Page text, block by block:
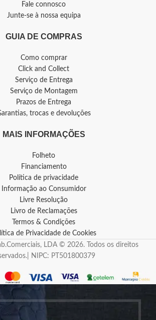
Fale connosco
Junte-se à nossa equipa
GUIA DE COMPRAS
Como comprar
Click and Collect
Serviço de Entrega
Serviço de Montagem
Prazos de Entrega
trocas e devoluções
MAIS INFORMAÇÕES
Folheto
Financiamento
Política de privacidade
Informação ao Consumidor
Livre Resolução
Livro de Reclamações
Termos & Condições
de Privacidade de Cookies
LDA © 2026. Todos os direitos
NIPC: PT501800379